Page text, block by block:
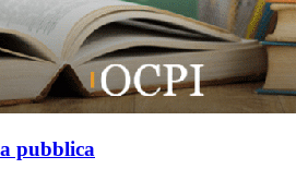
pubblica